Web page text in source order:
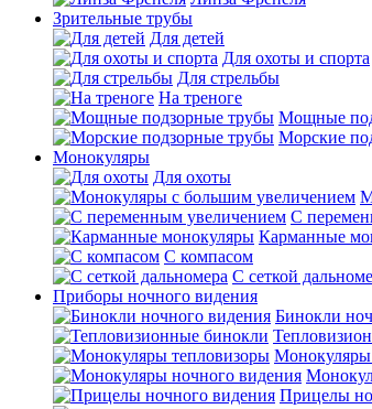
Зрительные трубы
Для детей
Для охоты и спорта
Для стрельбы
На треноге
Мощные
Морские
Монокуляры
Для охоты
С
Карманные
С компасом
С сеткой
Приборы ночного видения
Бинокли
Монокуляры
Прицелы